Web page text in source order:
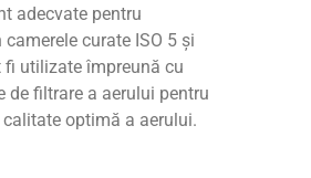
adecvate pentru
curate ISO 5 și
fi utilizate împreună cu
de filtrare a aerului pentru
optimă a aerului.